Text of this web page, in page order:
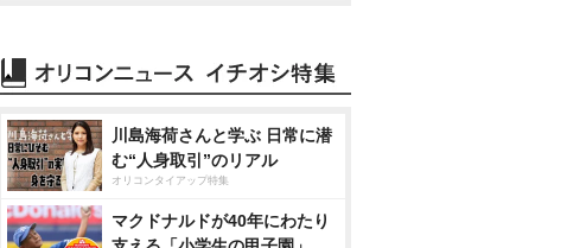
川島海荷さんと学ぶ 日常に潜
む“人身取引”のリアル
オリコンタイアップ特集
マクドナルドが40年にわたり